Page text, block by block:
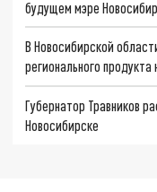
будущем мэре
В Новосибирской
регионального продукта
Губернатор Травников
Новосибирске